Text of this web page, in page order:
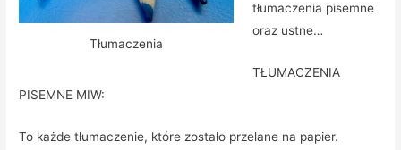
Tłumaczenia
tłumaczenia pisemne
oraz ustne…
TŁUMACZENIA
PISEMNE MIW:
To każde tłumaczenie, które zostało przelane na papier.